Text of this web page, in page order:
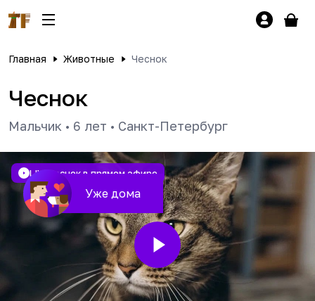
Главная Животные Чеснок
Чеснок
Мальчик • 6 лет • Санкт-Петербург
Уже дома
LIVEЧеснок в прямом эфире